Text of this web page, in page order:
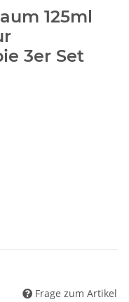
125ml
3er Set
Frage zum Artikel